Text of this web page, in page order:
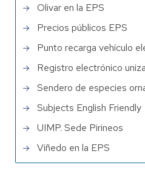
Olivar en la EPS
Precios públicos EPS
Punto recarga vehículo
Registro electrónico
Sendero de especies
Subjects English Friendly
UIMP. Sede Pirineos
Viñedo en la EPS